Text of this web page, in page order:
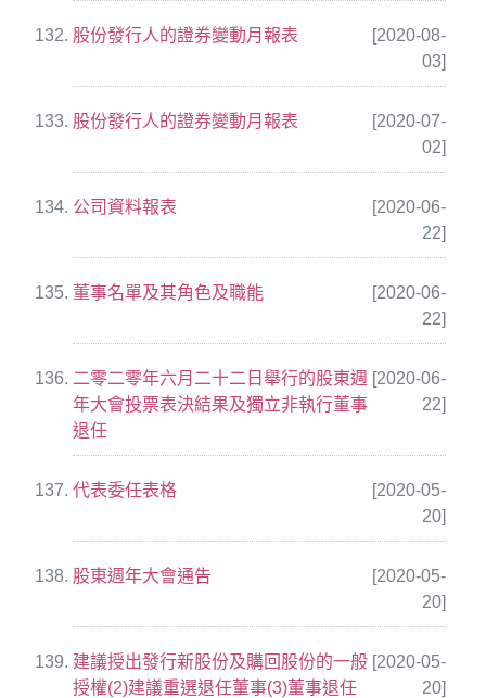
股份發行人的證券變動月報表
[2020-08-
03]
股份發行人的證券變動月報表
[2020-07-
02]
公司資料報表
[2020-06-
22]
董事名單及其角色及職能
[2020-06-
22]
二零二零年六月二十二日舉行的股東週
年大會投票表決結果及獨立非執行董事
退任
[2020-06-
22]
代表委任表格
[2020-05-
20]
股東週年大會通告
[2020-05-
20]
建議授出發行新股份及購回股份的一般
授權(2)建議重選退任董事(3)董事退任
[2020-05-
20]